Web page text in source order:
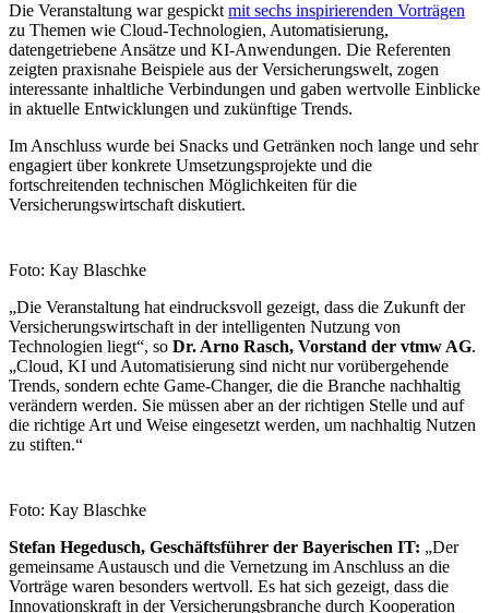
Die Veranstaltung war gespicktmit sechs inspirierenden Vorträgen
zu Themen wie Cloud-Technologien, Automatisierung,
datengetriebene Ansätze und KI-Anwendungen. Die Referenten
zeigten praxisnahe Beispiele aus der Versicherungswelt, zogen
interessante inhaltliche Verbindungen und gaben wertvolle Einblicke
in aktuelle Entwicklungen und zukünftige Trends.
Im Anschluss wurde bei Snacks und Getränken noch lange und sehr
engagiert über konkrete Umsetzungsprojekte und die
fortschreitenden technischen Möglichkeiten für die
Versicherungswirtschaft diskutiert.
Foto: Kay Blaschke
„Die Veranstaltung hat eindrucksvoll gezeigt, dass die Zukunft der
Versicherungswirtschaft in der intelligenten Nutzung von
Technologien liegt“, so Dr. Arno Rasch, Vorstand der vtmw AG.
„Cloud, KI und Automatisierung sind nicht nur vorübergehende
Trends, sondern echte Game-Changer, die die Branche nachhaltig
verändern werden. Sie müssen aber an der richtigen Stelle und auf
die richtige Art und Weise eingesetzt werden, um nachhaltig Nutzen
zu stiften.“
Foto: Kay Blaschke
Stefan Hegedusch, Geschäftsführer der Bayerischen IT: „Der
gemeinsame Austausch und die Vernetzung im Anschluss an die
Vorträge waren besonders wertvoll. Es hat sich gezeigt, dass die
Innovationskraft in der Versicherungsbranche durch Kooperation